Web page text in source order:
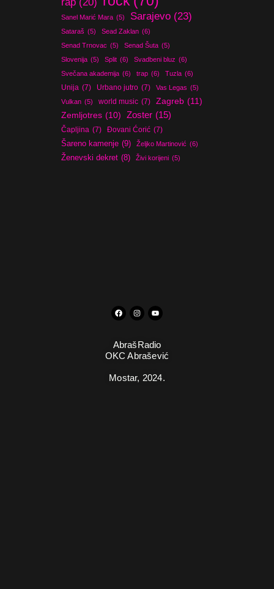
Sanel Marić Mara (5) Sarajevo (23)
Sataraš (5) Sead Zaklan (6)
Senad Trnovac (5) Senad Šuta (5)
Slovenija (5) Split (6) Svadbeni bluz (6)
Svečana akademija (6) trap (6) Tuzla (6)
Unija (7) Urbano jutro (7) Vas Legas (5)
Vulkan (5) world music (7) Zagreb (11)
Zemljotres (10) Zoster (15)
Čapljina (7) Đovani Ćorić (7)
Šareno kamenje (9) Željko Martinović (6)
Ženevski dekret (8) Živi korijeni (5)
AbrašRadio
OKC Abrašević
Mostar, 2024.